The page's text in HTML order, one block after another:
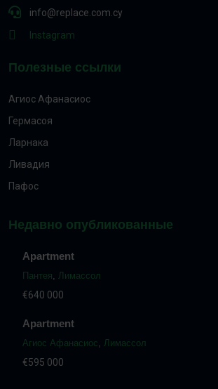
info@replace.com.cy
Instagram
Полезные ссылки
Агиос Афанасиос
Гермасоя
Ларнака
Ливадия
Пафос
Недавно опубликованные
Apartment
Пантея Лимассол
€640 000
Apartment
Агиос Афанасиос Лимассол
€595 000